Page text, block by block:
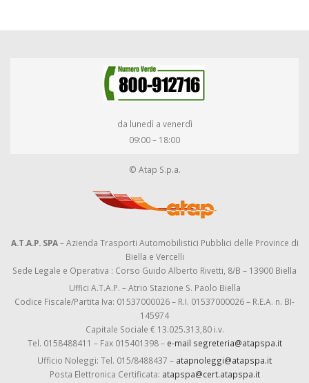
da lunedì a venerdì
09:00 – 18:00
© Atap S.p.a.
A.T.A.P. SPA– Azienda Trasporti Automobilistici Pubblici delle Province di
Biella e Vercelli
Sede Legale e Operativa : Corso Guido Alberto Rivetti, 8/B – 13900 Biella
Uffici A.T.A.P. – Atrio Stazione S. Paolo Biella
Codice Fiscale/Partita Iva: 01537000026 – R.I. 01537000026 – R.E.A. n. BI-
145974
Capitale Sociale € 13.025.313,80 i.v.
Tel. 0158488411 – Fax 015401398 – e-mail segreteria@atapspa.it
Ufficio Noleggi: Tel. 015/8488437 – atapnoleggi@atapspa.it
Posta Elettronica Certificata: atapspa@cert.atapspa.it